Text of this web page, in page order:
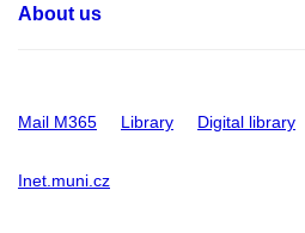
About us
Mail M365 Library Digital library
Inet.muni.cz